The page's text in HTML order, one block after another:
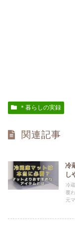
＊暮らしの実録
関連記事
冷
し
冷
覆
元